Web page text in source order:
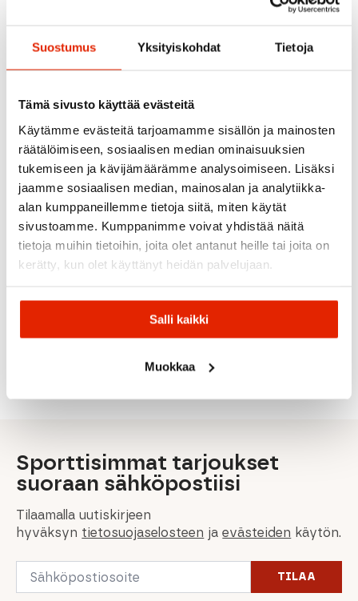
Suostumus Yksityiskohdat Tietoja
Tämä sivusto käyttää evästeitä
Käytämme evästeitä tarjoamamme sisällön ja mainosten
räätälöimiseen, sosiaalisen median ominaisuuksien
tukemiseen ja kävijämäärämme analysoimiseen. Lisäksi
jaamme sosiaalisen median, mainosalan ja analytiikka-
alan kumppaneillemme tietoja siitä, miten käytät
sivustoamme. Kumppanimme voivat yhdistää näitä
tietoja muihin tietoihin, joita olet antanut heille tai joita on
kerätty, kun olet käyttänyt heidän palvelujaan.
Salli kaikki
Muokkaa
Suositeltua sinulle
Hestra
Hestra
Heli Ski
Norrøna
ALE
hinta
oli:
40,00€
hinta
on:
Ski/Snowboard
Bib Women
Lillsport
Hestra
99,00€
Hestra
Lasten
Sporttisimmat tarjoukset
suoraan sähköpostiisi
Tilaamalla uutiskirjeen
hyväksyn tietosuojaselosteen jaevästeiden käytön.
Email
TILAA